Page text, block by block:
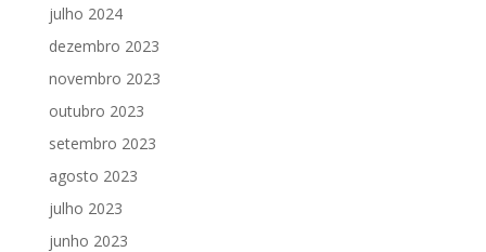
julho 2024
dezembro 2023
novembro 2023
outubro 2023
setembro 2023
agosto 2023
julho 2023
junho 2023